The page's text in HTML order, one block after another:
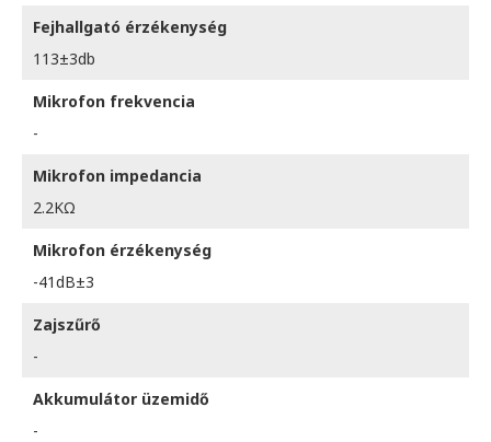
Fejhallgató érzékenység
113±3db
Mikrofon frekvencia
-
Mikrofon impedancia
2.2KΩ
Mikrofon érzékenység
-41dB±3
Zajszűrő
-
Akkumulátor üzemidő
-